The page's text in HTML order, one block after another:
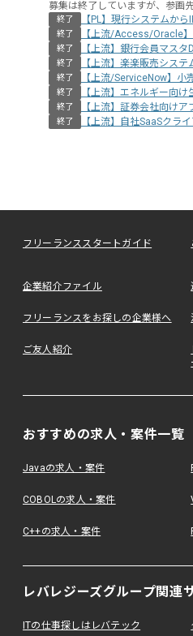
募集は終了していますが、参画
終了 【PL】現行システムか
終了 【上流/Access/Oracle
終了 【上流】銀行会員マスタ
終了 【上流】楽楽販売システ
終了 【上流/ServiceNow】小
終了 【上流】エネルギー向
終了 【上流】証券会社向けア
終了 【上流】自社SaaSクラ
フリーランススタートガイド
企業紹介ファイル
フリーランスをお探しの企業様へ
ご友人紹介
おすすめの求人・案件一覧
Javaの求人・案件
COBOLの求人・案件
C++の求人・案件
レバレジーズグループ関連
ITの仕事探しはレバテック